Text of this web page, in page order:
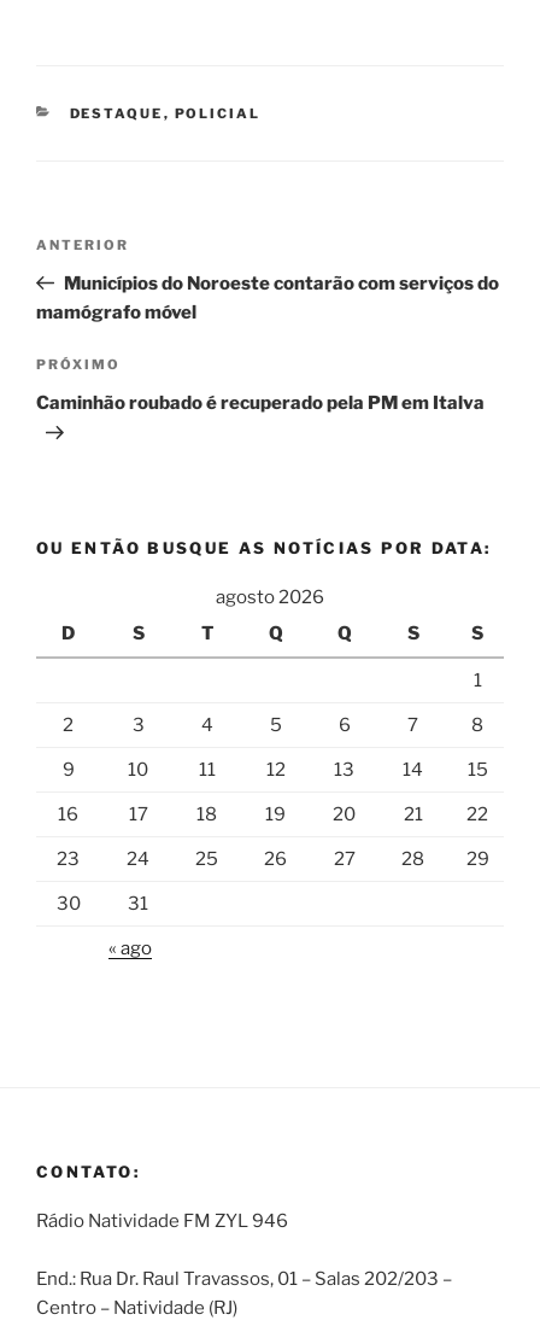
CATEGORIAS
DESTAQUE , POLICIAL
Post
Post
anterior
ANTERIOR
Municípios do Noroeste contarão com serviços do
mamógrafo móvel
Próximo
post
PRÓXIMO
Caminhão roubado é recuperado pela PM em Italva
OU ENTÃO BUSQUE AS NOTÍCIAS POR DATA:
agosto 2026
D
S T Q Q S S
1
2 3 4 5 6 7 8
9 10 11 12 13 14 15
16 17 18 19 20 21 22
23 24 25 26 27 28 29
30 31
« ago
CONTATO:
Rádio Natividade FM ZYL 946
End.: Rua Dr. Raul Travassos, 01 – Salas 202/203 –
Centro – Natividade (RJ)